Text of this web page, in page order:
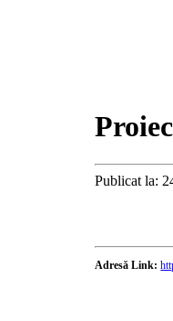
Publicat la:
Adresă Link: